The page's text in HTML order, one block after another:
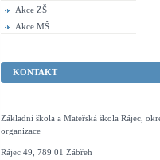
Akce ZŠ
Akce MŠ
KONTAKT
Základní škola a Mateřská škola Rájec,
organizace
Rájec 49, 789 01 Zábřeh